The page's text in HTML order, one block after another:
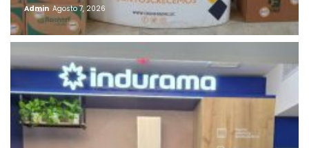
Admin Agosto 7, 2026